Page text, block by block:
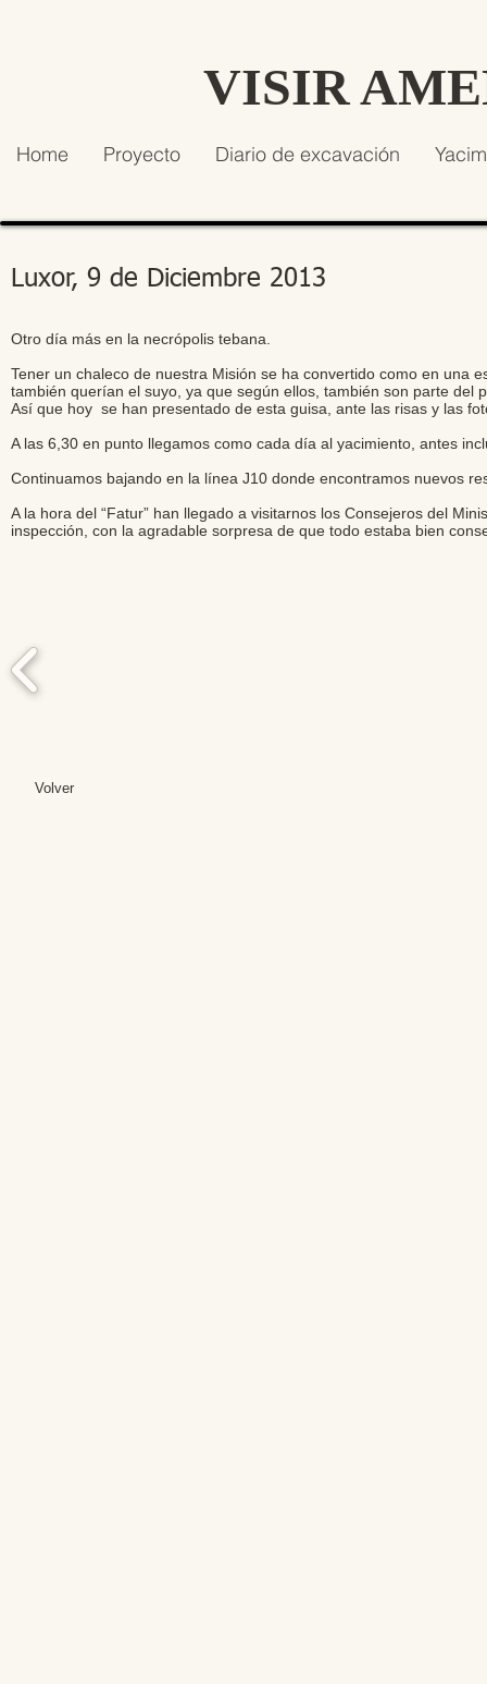
VISIR
Home Proyecto Diario de excavación
Luxor, 9 de Diciembre 2013
Otro día más en la necrópolis tebana.
Tener un chaleco de nuestra Misión se ha convertido como en una
también querían el suyo, ya que según ellos, también son parte del
Así que hoy se han presentado de esta guisa, ante las risas y las
A las 6,30 en punto llegamos como cada día al yacimiento, antes
Continuamos bajando en la línea J10 donde encontramos nuevos
A la hora del “Fatur” han llegado a visitarnos los Consejeros del
inspección, con la agradable sorpresa de que todo estaba bien
Volver